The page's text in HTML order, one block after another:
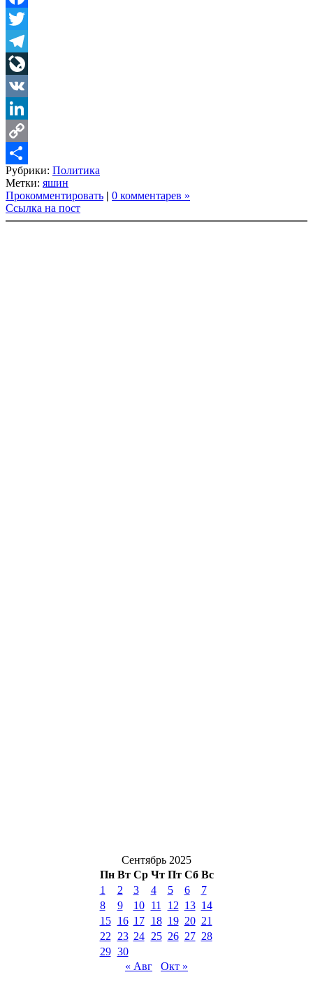
Facebook
Twitter
Telegram
LiveJournal
VK
LinkedIn
Copy
Link
Share
Рубрики: Политика
Метки: яшин
Прокомментировать | 0 комментарев »
Ссылка на пост
Сентябрь 2025
Пн Вт Ср Чт Пт Сб Вс
1
2 3 4 5 6
7
8
9 10 11 12 13 14
15
16 17 18 19 20 21
22
23 24 25 26 27 28
29 30
« Авг
Окт »